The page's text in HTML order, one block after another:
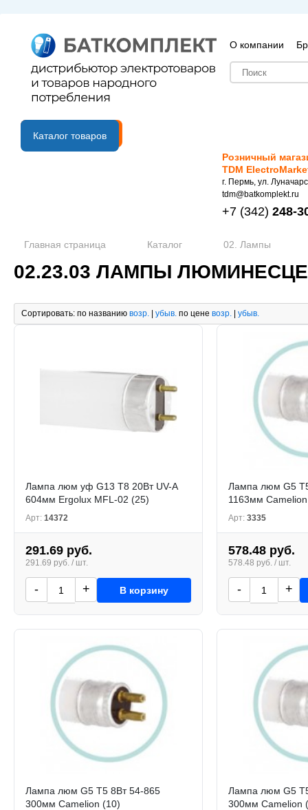
О компании
B2B портал
Каталог товаров
Розничный
TDM
г. Пермь, ул.
tdm@batkomplekt.ru
+7 (342) 248-
Главная страница Каталог 02. Лампы
02.23.03 ЛАМПЫ
Сортировать: по названию возр. | убыв. по цене возр. | убыв.
Лампа люм уф G13 T8 20Вт UV-A
604мм Ergolux MFL-02 (25)
Арт: 14372
291.69 руб.
291.69 руб. / шт.
- + В корзину
Лампа люм G5
1163мм
Арт: 3335
578.48 руб.
578.48 руб. / шт.
- +
Лампа люм G5 T5 8Вт 54-865
300мм Camelion (10)
Лампа люм G5
300мм Camelion